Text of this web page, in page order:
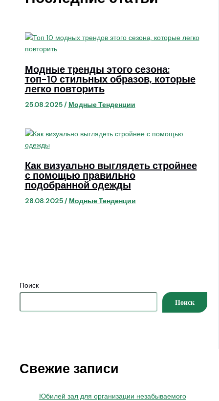
Поиск
Поиск
Свежие записи
Юбилей зал для организации незабываемого
Модные тренды этого сезона:
топ-10 стильных образов, которые
легко повторить
25.08.2025/ Модные Тенденции
Как визуально выглядеть стройнее
с помощью правильно
подобранной одежды
28.08.2025/ Модные Тенденции